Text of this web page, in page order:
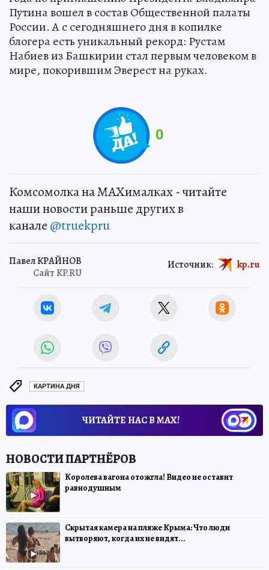
Путина вошел в состав Общественной палаты
России. А с сегодняшнего дня в копилке
блогера есть уникальный рекорд: Рустам
Набиев из Башкирии стал первым человеком в
мире, покорившим Эверест на руках.
0
Комсомолка на MAXималках - читайте
наши новости раньше других в
канале @truekpru
Павел КРАЙНОВ
Сайт KP.RU
Источник: kp.ru
КАРТИНА ДНЯ
ЧИТАЙТЕ НАС В МАХ!
Королева вагона отожгла! Видео не оставит
равнодушным
Скрытая камера на пляже Крыма: Что люди
вытворяют, когда их не видят...